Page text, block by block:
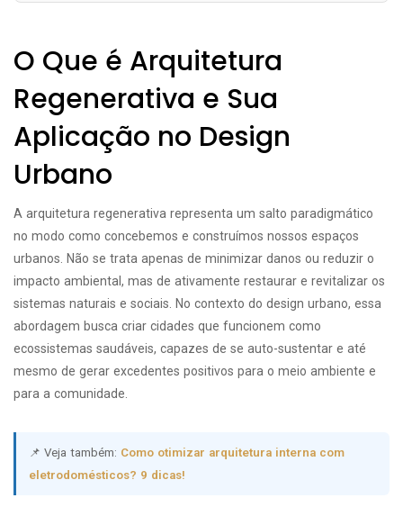
O Que é Arquitetura
Regenerativa e Sua
Aplicação no Design
Urbano
A arquitetura regenerativa representa um salto paradigmático
no modo como concebemos e construímos nossos espaços
urbanos. Não se trata apenas de minimizar danos ou reduzir o
impacto ambiental, mas de ativamente restaurar e revitalizar os
sistemas naturais e sociais. No contexto do design urbano, essa
abordagem busca criar cidades que funcionem como
ecossistemas saudáveis, capazes de se auto-sustentar e até
mesmo de gerar excedentes positivos para o meio ambiente e
para a comunidade.
📌 Veja também: Como otimizar arquitetura interna com
eletrodomésticos? 9 dicas!